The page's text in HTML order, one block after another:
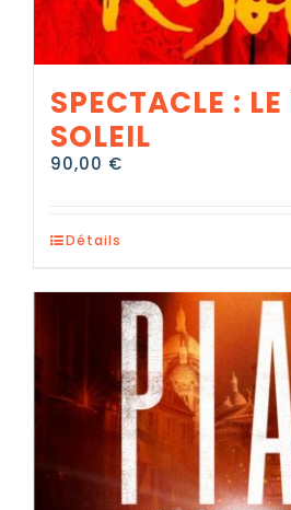
SPECTACLE : LE
SOLEIL
90,00 €
Détails